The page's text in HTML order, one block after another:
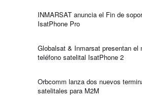
INMARSAT anuncia el Fin de
IsatPhone Pro
Globalsat & Inmarsat presentan el
teléfono satelital IsatPhone 2
Orbcomm lanza dos nuevos
satelitales para M2M